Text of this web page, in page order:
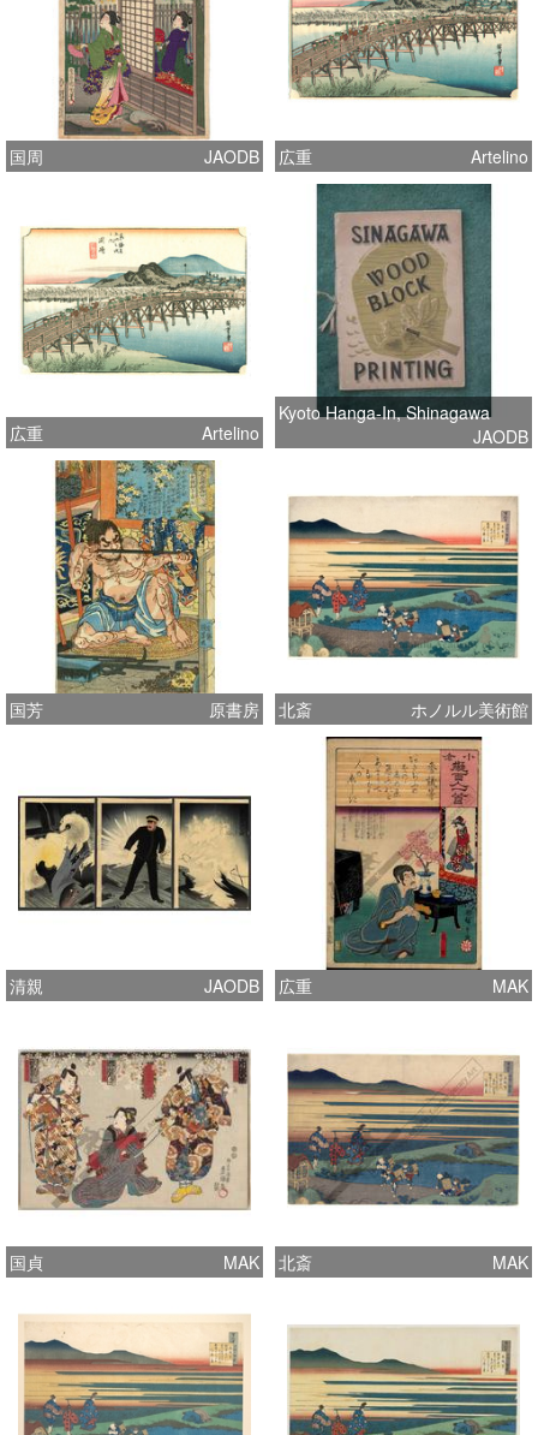
国周 JAODB 広重 Artelino
広重 Artelino
Kyoto Hanga-In, Shinagawa
JAODB
国芳 原書房 北斎 ホノルル美術館
清親 JAODB 広重 MAK
国貞 MAK 北斎 MAK